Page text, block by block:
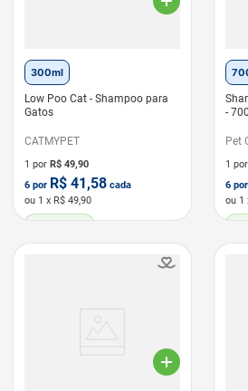
300ml
Low Poo Cat - Shampoo para
Gatos
CATMYPET
1 por R$ 49,90
6 por R$ 41,58 cada
ou 1 x R$ 49,90
-
Pet
1 por
6 por
ou 1